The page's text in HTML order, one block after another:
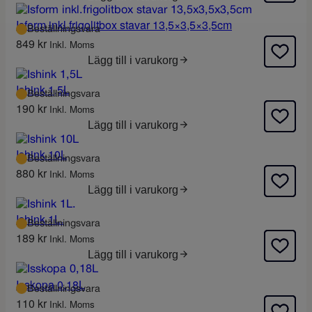
Isform inkl.frigolitbox stavar 13,5×3,5×3,5cm
Beställningsvara
849 kr Inkl. Moms
Lägg till i varukorg
Ishink 1,5L
Beställningsvara
190 kr Inkl. Moms
Lägg till i varukorg
Ishink 10L
Beställningsvara
880 kr Inkl. Moms
Lägg till i varukorg
Ishink 1L.
Beställningsvara
189 kr Inkl. Moms
Lägg till i varukorg
Isskopa 0,18L
Beställningsvara
110 kr Inkl. Moms